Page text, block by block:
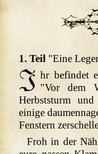
1. Teil "Eine
hr befindet
"Vor dem
Herbststurm
einige
Fenstern
Froh in der